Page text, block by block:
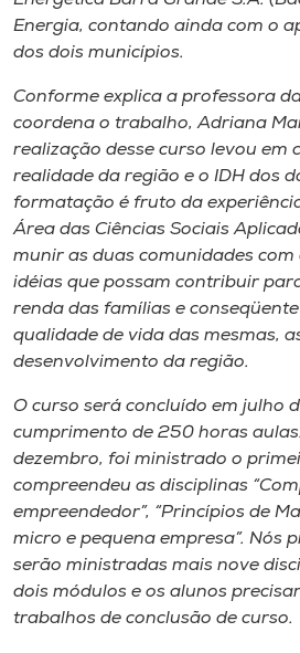
Museu
Unoesc
Store
Selecione
A+
Energia, contando ainda com o
dos dois municípios.
Conforme explica a professora
coordena o trabalho, Adriana
realização desse curso levou em
realidade da região e o IDH dos
formatação é fruto da
Área das Ciências Sociais
munir as duas comunidades com
idéias que possam contribuir
renda das famílias e
qualidade de vida das mesmas,
desenvolvimento da região.
O curso será concluído em julho
cumprimento de 250 horas
dezembro, foi ministrado o
compreendeu as disciplinas
empreendedor”, “Princípios de
micro e pequena empresa”. Nós
serão ministradas mais nove
dois módulos e os alunos
trabalhos de conclusão de curso.